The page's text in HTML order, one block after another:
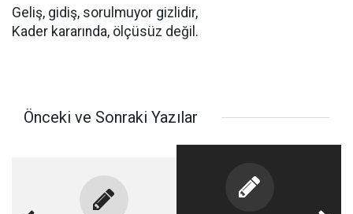
Geliş, gidiş, sorulmuyor gizlidir,
Kader kararında, ölçüsüz değil.
Önceki ve Sonraki Yazılar